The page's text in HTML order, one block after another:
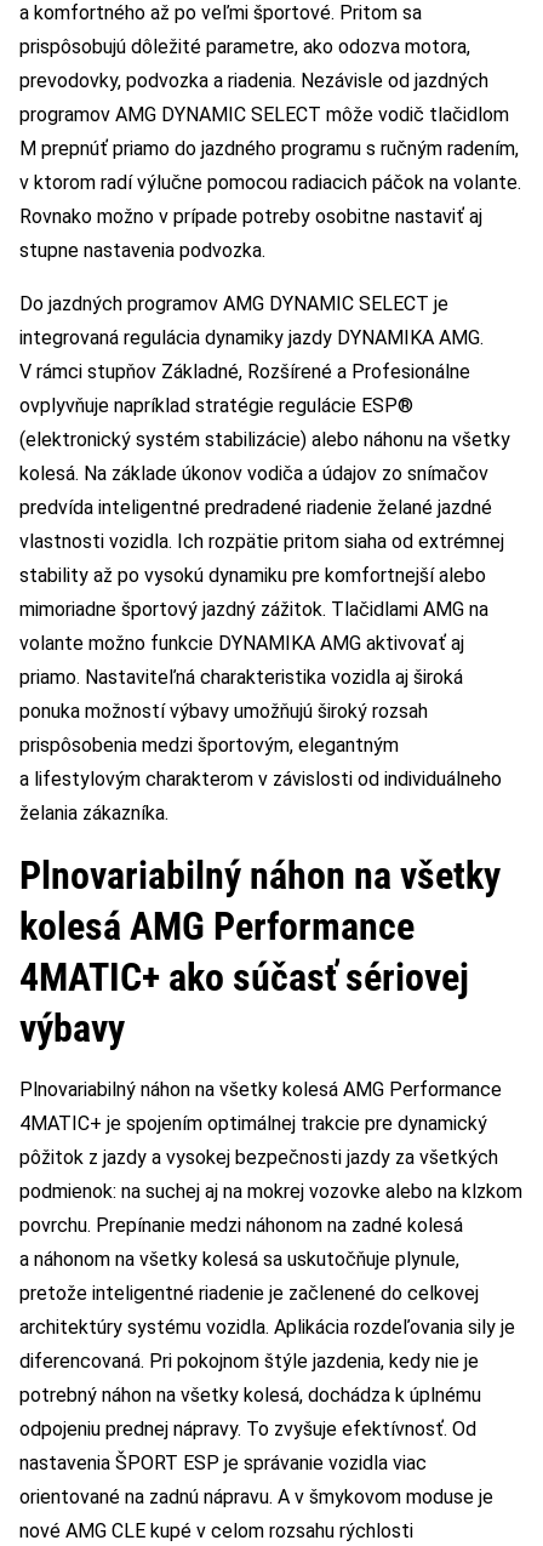
a komfortného až po veľmi športové. Pritom sa
prispôsobujú dôležité parametre, ako odozva motora,
prevodovky, podvozka a riadenia. Nezávisle od jazdných
programov AMG DYNAMIC SELECT môže vodič tlačidlom
M prepnúť priamo do jazdného programu s ručným radením,
v ktorom radí výlučne pomocou radiacich páčok na volante.
Rovnako možno v prípade potreby osobitne nastaviť aj
stupne nastavenia podvozka.
Do jazdných programov AMG DYNAMIC SELECT je
integrovaná regulácia dynamiky jazdy DYNAMIKA AMG.
V rámci stupňov Základné, Rozšírené a Profesionálne
ovplyvňuje napríklad stratégie regulácie ESP®
(elektronický systém stabilizácie) alebo náhonu na všetky
kolesá. Na základe úkonov vodiča a údajov zo snímačov
predvída inteligentné predradené riadenie želané jazdné
vlastnosti vozidla. Ich rozpätie pritom siaha od extrémnej
stability až po vysokú dynamiku pre komfortnejší alebo
mimoriadne športový jazdný zážitok. Tlačidlami AMG na
volante možno funkcie DYNAMIKA AMG aktivovať aj
priamo. Nastaviteľná charakteristika vozidla aj široká
ponuka možností výbavy umožňujú široký rozsah
prispôsobenia medzi športovým, elegantným
a lifestylovým charakterom v závislosti od individuálneho
želania zákazníka.
Plnovariabilný náhon na všetky
kolesá AMG Performance
4MATIC+ ako súčasť sériovej
výbavy
Plnovariabilný náhon na všetky kolesá AMG Performance
4MATIC+ je spojením optimálnej trakcie pre dynamický
pôžitok z jazdy a vysokej bezpečnosti jazdy za všetkých
podmienok: na suchej aj na mokrej vozovke alebo na klzkom
povrchu. Prepínanie medzi náhonom na zadné kolesá
a náhonom na všetky kolesá sa uskutočňuje plynule,
pretože inteligentné riadenie je začlenené do celkovej
architektúry systému vozidla. Aplikácia rozdeľovania sily je
diferencovaná. Pri pokojnom štýle jazdenia, kedy nie je
potrebný náhon na všetky kolesá, dochádza k úplnému
odpojeniu prednej nápravy. To zvyšuje efektívnosť. Od
nastavenia ŠPORT ESP je správanie vozidla viac
orientované na zadnú nápravu. A v šmykovom moduse je
nové AMG CLE kupé v celom rozsahu rýchlosti